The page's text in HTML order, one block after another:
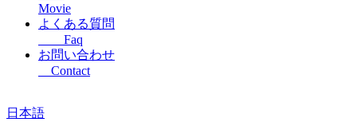
Movie
よくある質問
Faq
お問い合わせ
Contact
日本語